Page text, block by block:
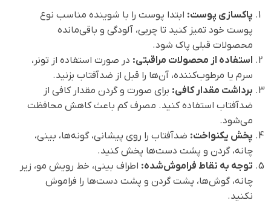
پاکسازی پوست: ابتدا پوست را با شوینده مناسب نوع
پوست خود تمیز کنید تا چربی، آلودگی و باقی‌مانده
محصولات قبلی پاک شود.
استفاده از محصولات مراقبتی: در صورت استفاده از تونر،
سرم یا مرطوب‌کننده، آن‌ها را قبل از ضدآفتاب بزنید.
برداشت مقدار کافی: برای صورت و گردن مقدار کافی از
ضدآفتاب استفاده کنید. مصرف کم باعث کاهش محافظت
می‌شود.
پخش یکنواخت: ضدآفتاب را روی پیشانی، گونه‌ها، بینی،
چانه، گردن و پشت دست‌ها پخش کنید.
توجه به نقاط فراموش‌شده: اطراف بینی، خط رویش مو، زیر
چانه، گوش‌ها، پشت گردن و پشت دست‌ها را فراموش
نکنید.